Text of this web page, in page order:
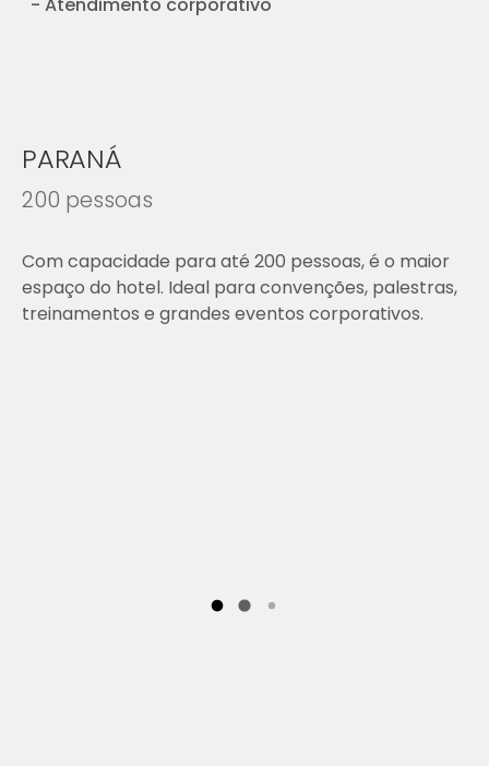
PARANÁ
200 pessoas
Com capacidade para até 200 pessoas, é o maior
espaço do hotel. Ideal para convenções, palestras,
treinamentos e grandes eventos corporativos.